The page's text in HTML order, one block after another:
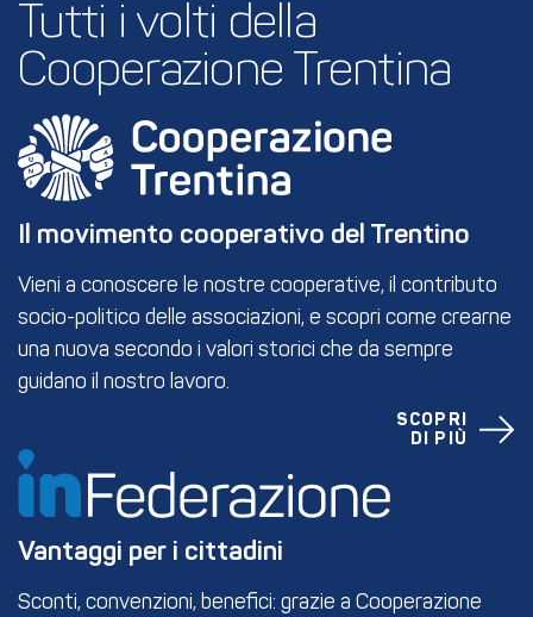
Tutti i volti della
Cooperazione Trentina
Il movimento cooperativo del Trentino
Vieni a conoscere le nostre cooperative, il contributo
socio-politico delle associazioni, e scopri come crearne
una nuova secondo i valori storici che da sempre
guidano il nostro lavoro.
SCOPRI
DI PIÙ
Vantaggi per i cittadini
Sconti, convenzioni, benefici: grazie a Cooperazione